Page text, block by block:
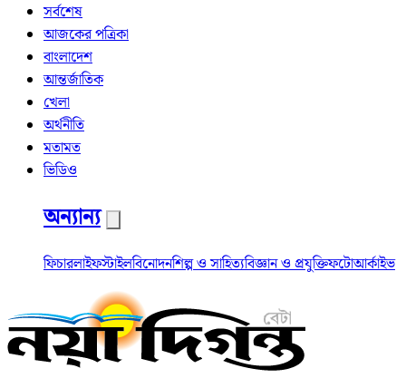
সর্বশেষ
আজকের পত্রিকা
বাংলাদেশ
আন্তর্জাতিক
খেলা
অর্থনীতি
মতামত
ভিডিও
অন্যান্য
ফিচারলাইফস্টাইলবিনোদনশিল্প ও সাহিত্যবিজ্ঞান ও প্রযুক্তিফটোআর্কাইভ